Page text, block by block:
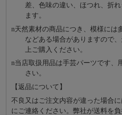
差、色味の違い、ほつれ、折
ます。
n天然素材の商品につき、模様には
などある場合がありますので
上ご購入ください。
n当店取扱用品は⼿芸パーツです、
さい。
【返品について】
不良又はご注文内容が違った場合
にご連絡ください。弊社が送料を